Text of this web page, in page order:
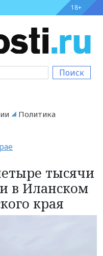
18+
Поиск
Политика
тысячи
в Иланском
края